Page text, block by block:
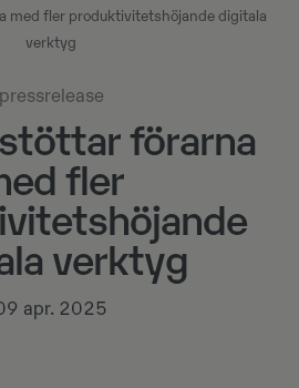
med fler produktivitetshöjande digitala
verktyg
pressrelease
förarna
fler
verktyg
apr. 2025